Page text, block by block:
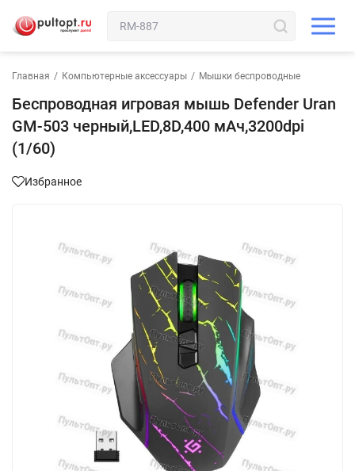
Главная / Компьютерные аксессуары / Мышки беспроводные
Беспроводная игровая мышь Defender Uran
GM-503 черный,LED,8D,400 мАч,3200dpi
(1/60)
Избранное